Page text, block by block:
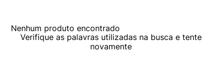
Nenhum produto encontrado